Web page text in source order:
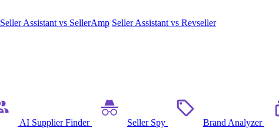
Seller Assistant vs SellerAmp Seller Assistant vs Revseller
AI Supplier Finder Seller Spy Brand Analyzer